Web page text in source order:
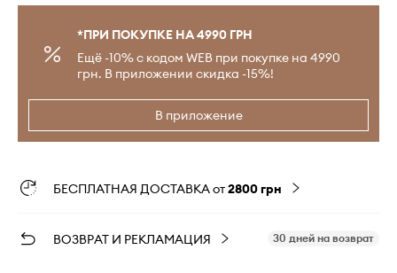
*ПРИ ПОКУПКЕ НА 4990 ГРН
Ещё -10% с кодом WEB при покупке на 4990
грн. В приложении скидка -15%!
В приложение
БЕСПЛАТНАЯ ДОСТАВКА от2800 грн
ВОЗВРАТ И РЕКЛАМАЦИЯ 30 дней на возврат